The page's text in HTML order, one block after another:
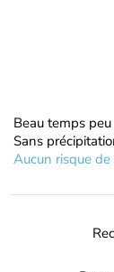
Beau temps
Sans
Aucun risque